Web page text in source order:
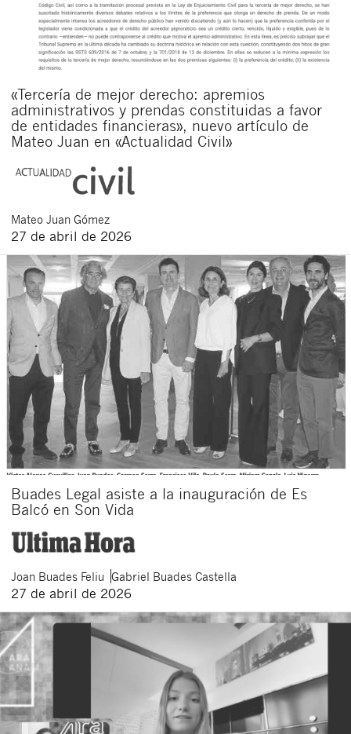
«Tercería de mejor derecho: apremios
administrativos y prendas constituidas a favor
de entidades financieras», nuevo artículo de
Mateo Juan en «Actualidad Civil»
Mateo Juan Gómez
27 de abril de 2026
Buades Legal asiste a la inauguración de Es
Balcó en Son Vida
Joan Buades Feliu Gabriel Buades Castella
27 de abril de 2026